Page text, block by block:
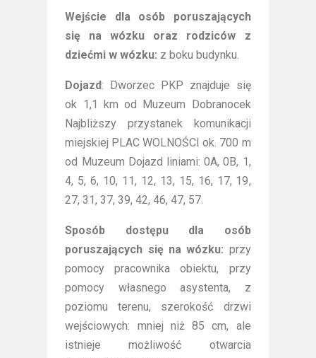
Wejście dla osób poruszających
się na wózku oraz rodziców z
dziećmi w wózku: z boku budynku.
Dojazd: Dworzec PKP znajduje się
ok 1,1 km od Muzeum Dobranocek
Najbliższy przystanek komunikacji
miejskiej PLAC WOLNOŚCI ok. 700 m
od Muzeum Dojazd liniami: 0A, 0B, 1,
4, 5, 6, 10, 11, 12, 13, 15, 16, 17, 19,
27, 31, 37, 39, 42, 46, 47, 57.
Sposób dostępu dla osób
poruszających się na wózku: przy
pomocy pracownika obiektu, przy
pomocy własnego asystenta, z
poziomu terenu, szerokość drzwi
wejściowych: mniej niż 85 cm, ale
istnieje możliwość otwarcia